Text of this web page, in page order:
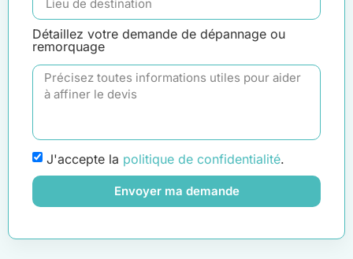
Détaillez votre demande de dépannage ou
remorquage
J'accepte la politique de confidentialité.
Envoyer ma demande